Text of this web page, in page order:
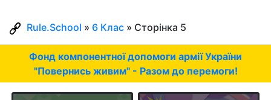
Rule.School » 6 Клас » Сторінка 5
Фонд компонентної допомоги армії України
"Повернись живим" - Разом до перемоги!